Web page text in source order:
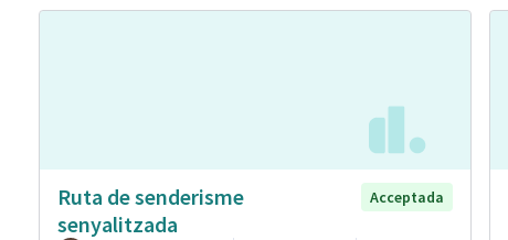
Ruta de senderisme
senyalitzada
Acceptada